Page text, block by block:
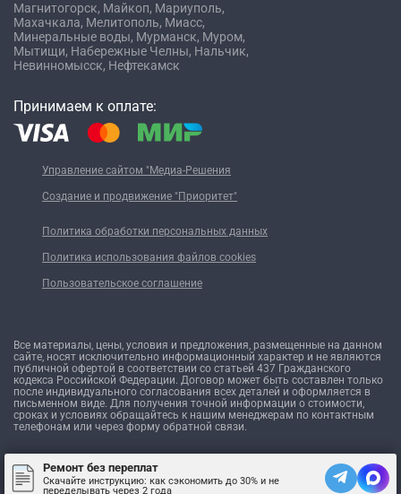
Принимаем к оплате:
Магнитогорск, Майкоп, Мариуполь,
Махачкала, Мелитополь, Миасс,
Минеральные воды, Мурманск, Муром,
Мытищи, Набережные Челны, Нальчик,
Невинномысск, Нефтекамск
Управление сайтом "Медиа-Решения
Создание и продвижение "Приоритет"
Политика обработки персональных данных
Политика использования файлов cookies
Пользовательское соглашение
Все материалы, цены, условия и предложения, размещенные на данном
сайте, носят исключительно информационный характер и не являются
публичной офертой в соответствии со статьей 437 Гражданского
кодекса Российской Федерации. Договор может быть составлен только
после индивидуального согласования всех деталей и оформляется в
письменном виде. Для получения точной информации о стоимости,
сроках и условиях обращайтесь к нашим менеджерам по контактным
телефонам или через форму обратной связи.
Ремонт без переплат
Скачайте инструкцию: как сэкономить до 30% и не
переделывать через 2 года